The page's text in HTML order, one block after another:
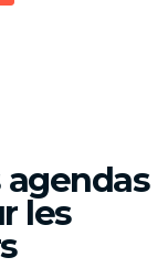
agendas
les